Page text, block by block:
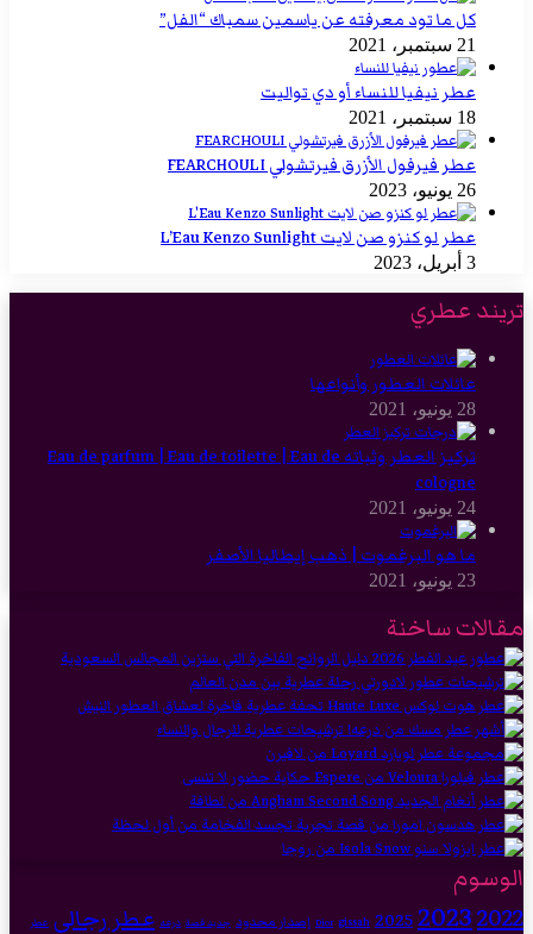
كل ما تود معرفته عن ياسمين سمباك “الفل”
21 سبتمبر، 2021
عطر نيفيا للنساء أو دي تواليت
18 سبتمبر، 2021
عطر فيرفول الأزرق فيرتشولي FEARCHOULI
26 يونيو، 2023
عطر لو كنزو صن لايت L’Eau Kenzo Sunlight
3 أبريل، 2023
تريند عطري
عائلات العطور وأنواعها
28 يونيو، 2021
تركيز العطر وثباته Eau de parfum | Eau de toilette | Eau de
cologne
24 يونيو، 2021
ما هو البرغموت | ذهب إيطاليا الأصفر
23 يونيو، 2021
مقالات ساخنة
الوسوم
2022
2023
2025
Dior gissah إصدار محدود جديد قصة درعه عطر رجالي عطر